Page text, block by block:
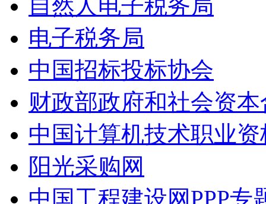
自然人电子税务局
电子税务局
中国招标投标协会
财政部政府和社会资
中国计算机技术职业资
阳光采购网
中国工程建设网PPP专